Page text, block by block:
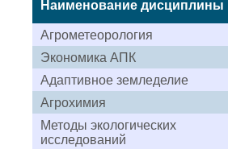
Наименование дисциплины
Агрометеорология
Экономика АПК
Адаптивное земледелие
Агрохимия
Методы экологических
исследований